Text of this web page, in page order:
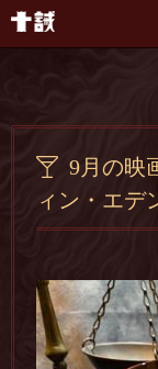
9月の映
ィン・エデ